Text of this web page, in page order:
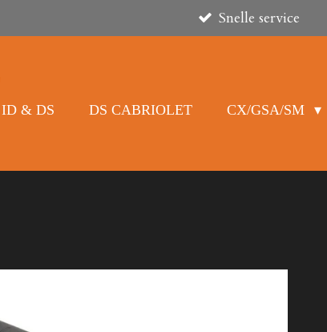
Snelle service
ID & DS DS CABRIOLET CX/GSA/SM